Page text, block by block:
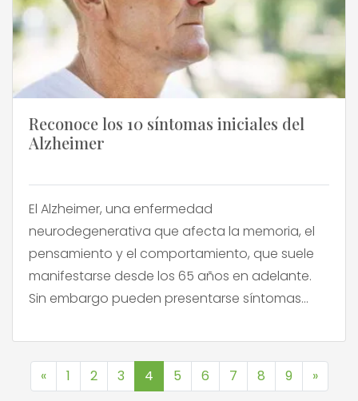
Reconoce los 10 síntomas iniciales del
Alzheimer
El Alzheimer, una enfermedad
neurodegenerativa que afecta la memoria, el
pensamiento y el comportamiento, que suele
manifestarse desde los 65 años en adelante.
Sin embargo pueden presentarse síntomas
que en ocasiones estos se manifiestan en
edades más tempranas, incluso desde los 40
años. En todo los casos, […]
« 1 2 3 4 5 6 7 8 9 »